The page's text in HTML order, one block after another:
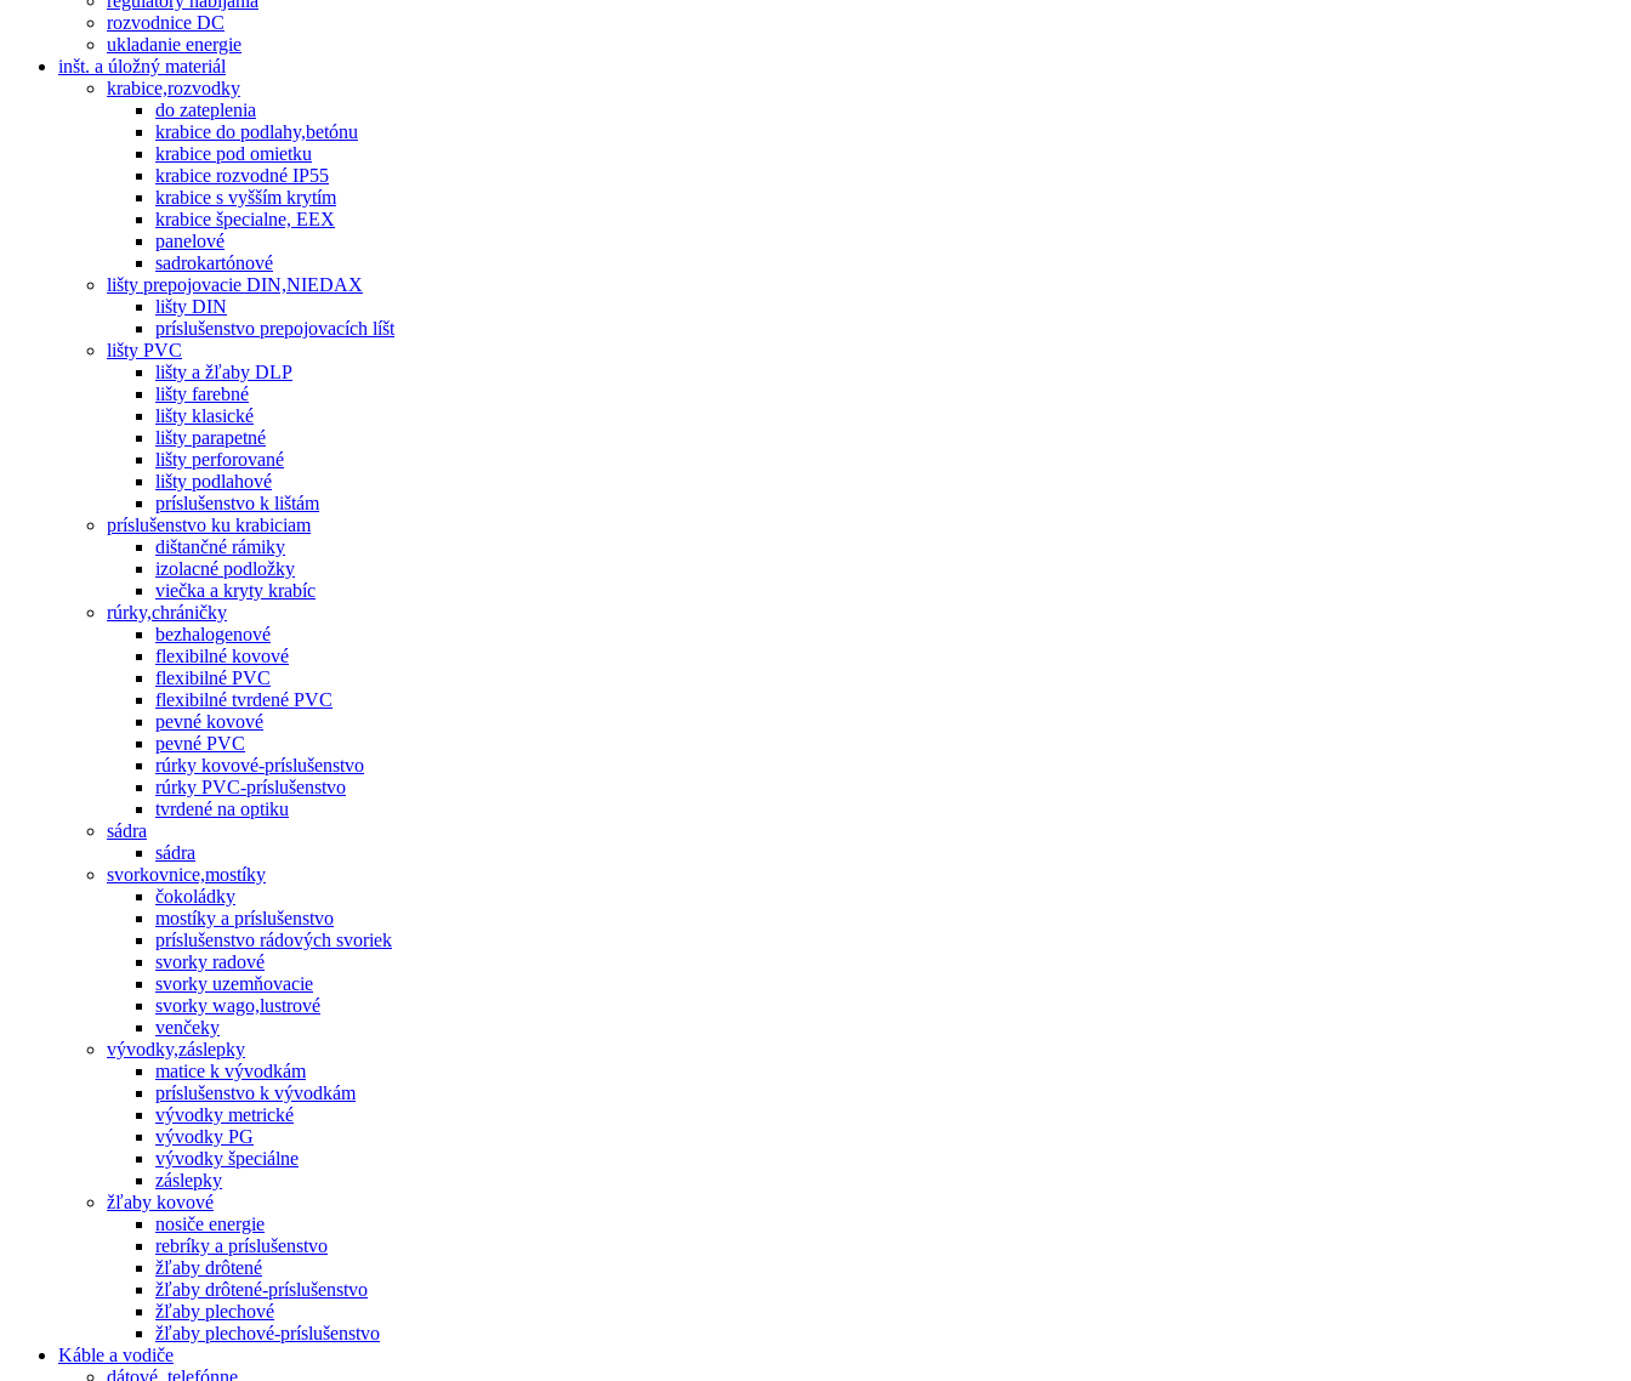
rozvodnice DC
ukladanie energie
inšt. a úložný materiál
krabice,rozvodky
do zateplenia
krabice do podlahy,betónu
krabice pod omietku
krabice rozvodné IP55
krabice s vyšším krytím
krabice špecialne, EEX
panelové
sadrokartónové
lišty prepojovacie DIN,NIEDAX
lišty DIN
príslušenstvo prepojovacích líšt
lišty PVC
lišty a žľaby DLP
lišty farebné
lišty klasické
lišty parapetné
lišty perforované
lišty podlahové
príslušenstvo k lištám
príslušenstvo ku krabiciam
dištančné rámiky
izolacné podložky
viečka a kryty krabíc
rúrky,chráničky
bezhalogenové
flexibilné kovové
flexibilné PVC
flexibilné tvrdené PVC
pevné kovové
pevné PVC
rúrky kovové-príslušenstvo
rúrky PVC-príslušenstvo
tvrdené na optiku
sádra
sádra
svorkovnice,mostíky
čokoládky
mostíky a príslušenstvo
príslušenstvo rádových svoriek
svorky radové
svorky uzemňovacie
svorky wago,lustrové
venčeky
vývodky,záslepky
matice k vývodkám
príslušenstvo k vývodkám
vývodky metrické
vývodky PG
vývodky špeciálne
záslepky
žľaby kovové
nosiče energie
rebríky a príslušenstvo
žľaby drôtené
žľaby drôtené-príslušenstvo
žľaby plechové
žľaby plechové-príslušenstvo
Káble a vodiče
dátové, telefónne